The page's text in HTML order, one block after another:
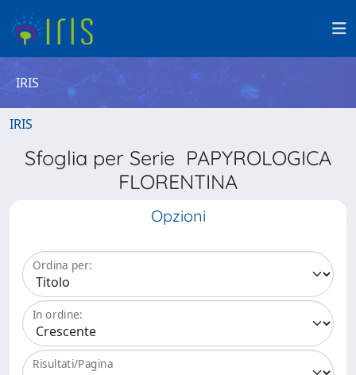
IRIS
IRIS
Sfoglia per Serie PAPYROLOGICA
FLORENTINA
Opzioni
Ordina per:
In ordine:
Risultati/Pagina